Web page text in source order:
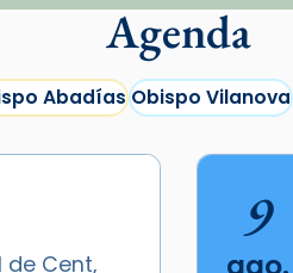
Agenda
AbadíasObispo Vilanova
de Cent,
9